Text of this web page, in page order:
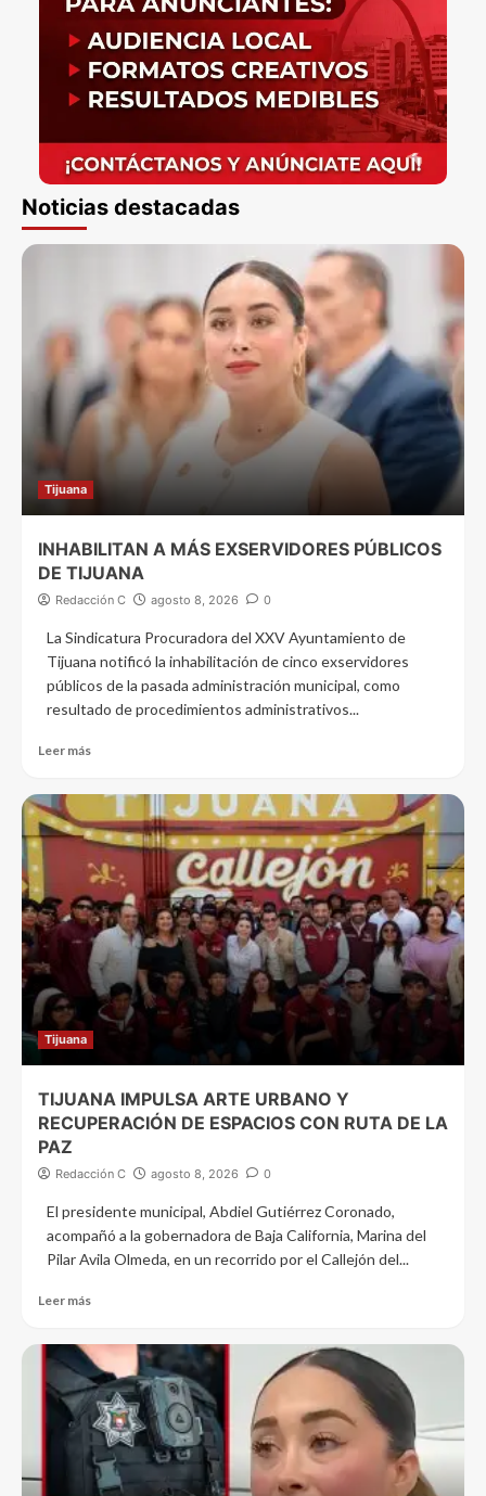
Noticias destacadas
Tijuana
INHABILITAN A MÁS EXSERVIDORES PÚBLICOS
DE TIJUANA
Redacción C agosto 8, 2026 0
La Sindicatura Procuradora del XXV Ayuntamiento de
Tijuana notificó la inhabilitación de cinco exservidores
públicos de la pasada administración municipal, como
resultado de procedimientos administrativos...
Leer más
Tijuana
TIJUANA IMPULSA ARTE URBANO Y
RECUPERACIÓN DE ESPACIOS CON RUTA DE LA
PAZ
Redacción C agosto 8, 2026 0
El presidente municipal, Abdiel Gutiérrez Coronado,
acompañó a la gobernadora de Baja California, Marina del
Pilar Avila Olmeda, en un recorrido por el Callejón del...
Leer más